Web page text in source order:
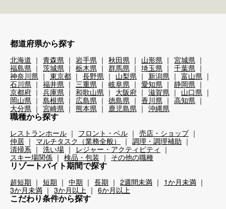
都道府県から探す
北海道 青森県 岩手県 秋田県 山形県
宮城県
福島県
茨城県 栃木県 群馬県 埼玉県
千葉県
神奈川県
東京都 長野県 山梨県 新潟県
富山県
石川県
福井県 三重県 岐阜県 愛知県
静岡県
京都府
兵庫県 和歌山県 大阪府 滋賀県
山口県
岡山県
島根県 広島県 徳島県 香川県
高知県
大分県
宮崎県 熊本県 鹿児島県 沖縄県
職種から探す
レストランホール フロント・ベル
売店・ショップ
仲居
マルチタスク（業務全般）
調理・調理補助
清掃系
洗い場
レジャー・アクティビティ
スキー場関係
検品・包装 その他の職種
リゾートバイト期間で探す
超短期 短期 中期 長期 2週間未満
1か月未満
3か月未満
3か月以上 6か月以上
こだわり条件から探す